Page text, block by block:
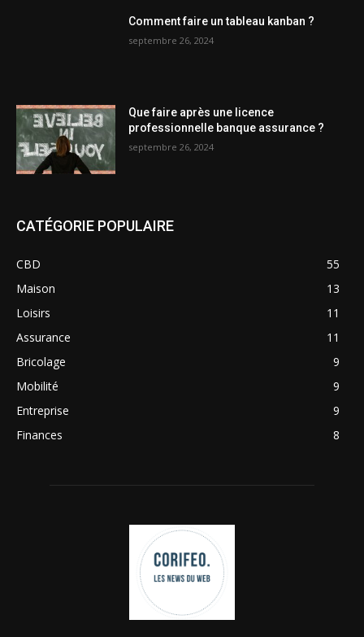
Comment faire un tableau kanban ?
septembre 26, 2024
Que faire après une licence
professionnelle banque assurance ?
septembre 26, 2024
CATÉGORIE POPULAIRE
CBD
55
Maison
13
Loisirs
11
Assurance
11
Bricolage
9
Mobilité
9
Entreprise
9
Finances
8